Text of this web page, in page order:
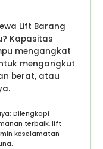
Lift Barang
Kapasitas
mengangkat
mengangkut
berat, atau
Dilengkapi
terbaik, lift
keselamatan